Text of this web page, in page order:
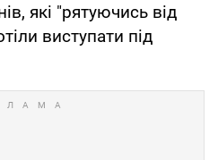
які "рятуючись від
виступати під